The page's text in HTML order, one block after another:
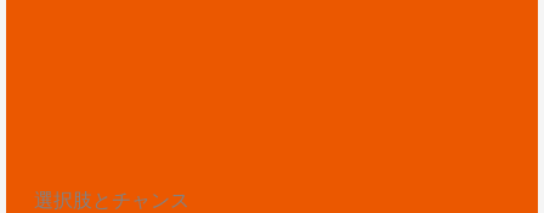
選択肢とチャンス